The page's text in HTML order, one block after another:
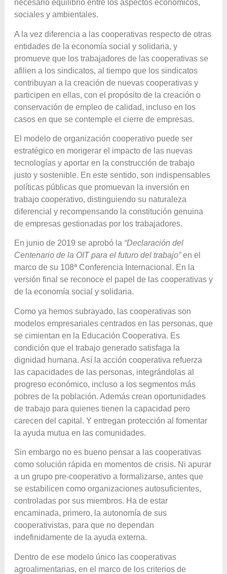
necesario equilibrio entre los aspectos económicos,
sociales y ambientales.
A la vez diferencia a las cooperativas respecto de otras
entidades de la economía social y solidaria, y
promueve que los trabajadores de las cooperativas se
afilien a los sindicatos, al tiempo que los sindicatos
contribuyan a la creación de nuevas cooperativas y
participen en ellas, con el propósito de la creación o
conservación de empleo de calidad, incluso en los
casos en que se contemple el cierre de empresas.
El modelo de organización cooperativo puede ser
estratégico en morigerar el impacto de las nuevas
tecnologías y aportar en la construcción de trabajo
justo y sostenible. En este sentido, son indispensables
políticas públicas que promuevan la inversión en
trabajo cooperativo, distinguiendo su naturaleza
diferencial y recompensando la constitución genuina
de empresas gestionadas por los trabajadores.
En junio de 2019 se aprobó la “Declaración del
Centenario de la OIT para el futuro del trabajo”en el
marco de su 108ª Conferencia Internacional. En la
versión final se reconoce el papel de las cooperativas y
de la economía social y solidaria.
Como ya hemos subrayado, las cooperativas son
modelos empresariales centrados en las personas, que
se cimientan en la Educación Cooperativa. Es
condición que el trabajo generado satisfaga la
dignidad humana. Así la acción cooperativa refuerza
las capacidades de las personas, integrándolas al
progreso económico, incluso a los segmentos más
pobres de la población. Además crean oportunidades
de trabajo para quienes tienen la capacidad pero
carecen del capital. Y entregan protección al fomentar
la ayuda mutua en las comunidades.
Sin embargo no es bueno pensar a las cooperativas
como solución rápida en momentos de crisis. Ni apurar
a un grupo pre-cooperativo a formalizarse, antes que
se estabilicen como organizaciones autosuficientes,
controladas por sus miembros. Ha de estar
encaminada, primero, la autonomía de sus
cooperativistas, para que no dependan
indefinidamente de la ayuda externa.
Dentro de ese modelo único las cooperativas
agroalimentarias, en el marco de los criterios de